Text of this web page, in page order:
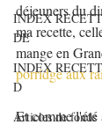
INDEX
DE
INDEX
D
Articles de fonds
déjeuners du
ma recette,
mange en
porridge aux
Et comme